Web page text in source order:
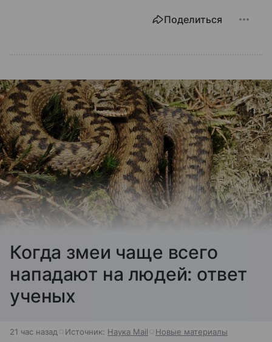
Поделиться
Когда змеи чаще всего
нападают на людей: ответ
ученых
21 час назад Источник: Наука Mail Новые материалы